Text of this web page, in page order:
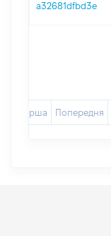
a32681dfbd3e
Перша Попередня